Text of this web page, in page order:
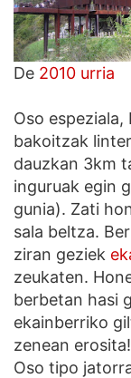
De 2010 urria
Oso
bakoitzak
dauzkan 3km
inguruak egin
gunia). Zati
sala beltza.
ziran geziek
zeukaten.
berbetan hasi
ekainberriko
zenean erosita!
Oso tipo